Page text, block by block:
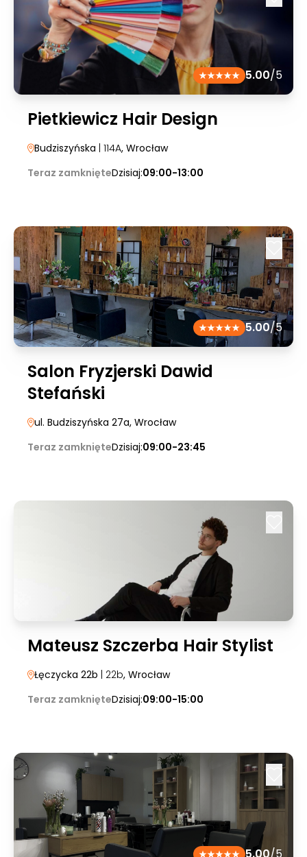
5.00/5
Pietkiewicz Hair Design
Budziszyńska | 114A, Wrocław
Teraz zamknięteDzisiaj:09:00-13:00
5.00/5
Salon Fryzjerski Dawid
Stefański
ul. Budziszyńska 27a, Wrocław
Teraz zamknięteDzisiaj:09:00-23:45
Mateusz Szczerba Hair Stylist
Łęczycka 22b | 22b, Wrocław
Teraz zamknięteDzisiaj:09:00-15:00